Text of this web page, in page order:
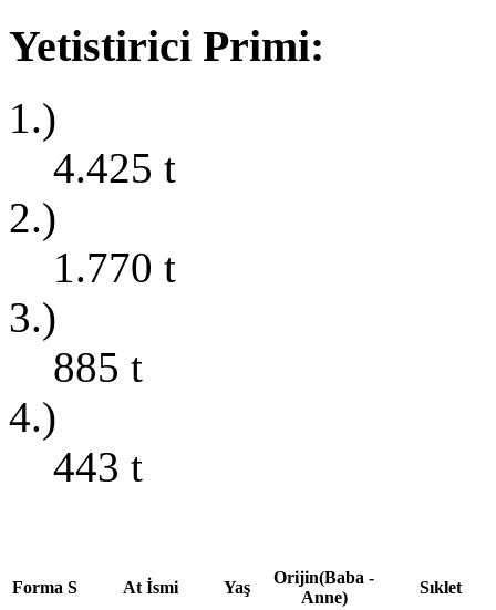
Yetistirici Primi:
1.)
4.425 t
2.)
1.770 t
3.)
885 t
4.)
443 t
Forma S At İsmi Yaş
Orijin(Baba -
Anne)
Sıklet